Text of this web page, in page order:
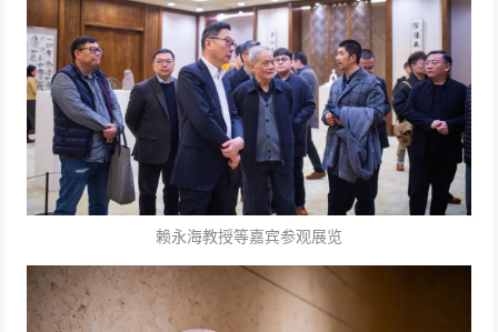
赖永海教授等嘉宾参观展览